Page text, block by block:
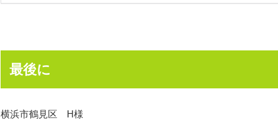
最後に
横浜市鶴見区 H様